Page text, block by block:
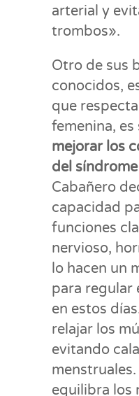
arterial y
trombos».
Otro de sus
conocidos,
que
femenina,
mejorar los
del
Cabañero
capacidad
funciones
nervioso,
lo hacen un
para regular
en estos
relajar los
evitando
equilibra los